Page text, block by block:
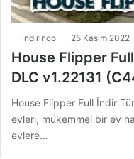
indirinco 25 Kasım 2022
House Flipper
DLC v1.22131
House Flipper Full İndir
evleri, mükemmel bir ev
evlere…